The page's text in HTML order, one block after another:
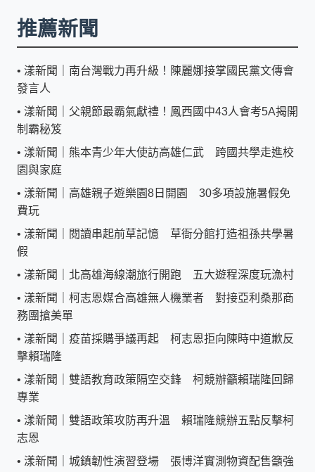
推薦新聞
• 漾新聞｜南台灣戰力再升級！陳麗娜接掌國民黨文傳會
發言人
• 漾新聞｜父親節最霸氣獻禮！鳳西國中43人會考5A揭開
制霸秘笈
• 漾新聞｜熊本青少年大使訪高雄仁武 跨國共學走進校
園與家庭
• 漾新聞｜高雄親子遊樂園8日開園 30多項設施暑假免
費玩
• 漾新聞｜閱讀串起前草記憶 草衙分館打造祖孫共學暑
假
• 漾新聞｜北高雄海線潮旅行開跑 五大遊程深度玩漁村
• 漾新聞｜柯志恩媒合高雄無人機業者 對接亞利桑那商
務團搶美單
• 漾新聞｜疫苗採購爭議再起 柯志恩拒向陳時中道歉反
擊賴瑞隆
• 漾新聞｜雙語教育政策隔空交鋒 柯競辦籲賴瑞隆回歸
專業
• 漾新聞｜雙語政策攻防再升溫 賴瑞隆競辦五點反擊柯
志恩
• 漾新聞｜城鎮韌性演習登場 張博洋實測物資配售籲強